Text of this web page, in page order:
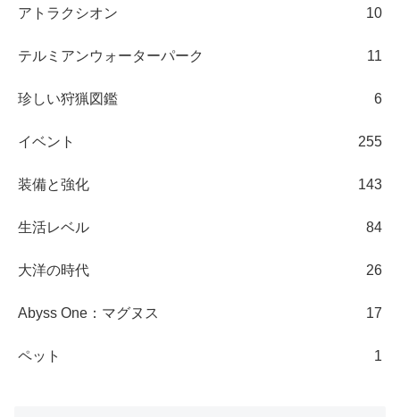
アトラクシオン 10
テルミアンウォーターパーク 11
珍しい狩猟図鑑 6
イベント 255
装備と強化 143
生活レベル 84
大洋の時代 26
Abyss One：マグヌス 17
ペット 1